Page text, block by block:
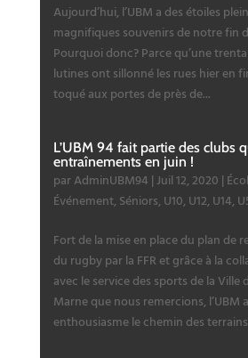
Aujourd’hui, l’UBM a des étoiles
magnifiques souvenirs de notre fin
Pourquoi donc? Parce qu’une
lutines ont sillonné les rues hier en
toqué aux portes de près de...
L’UBM 94 fait partie des clubs
entraînements en juin !
parAdminUBM94 | Juil 12, 2020 |
Événement,Séniors,U10,U12,U14,
Fort de la mise en place du plan de
du rugby par la FFR et grâce à la
avec le service des sports de la Ville
Marne que nous remercions, l’UBM
enthousiasme le chemin des